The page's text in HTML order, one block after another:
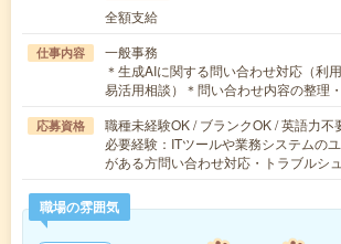
全額支給
仕事内容
一般事務
＊生成AIに関する問い合わせ対応（利
易活用相談）＊問い合わせ内容の整理
応募資格
職種未経験OK / ブランクOK / 英語力不
必要経験：ITツールや業務システムの
がある方問い合わせ対応・トラブルシ
職場の雰囲気